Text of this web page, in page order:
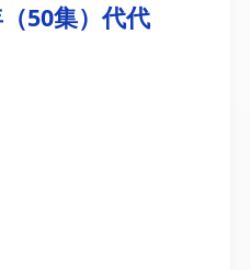
50集）代代